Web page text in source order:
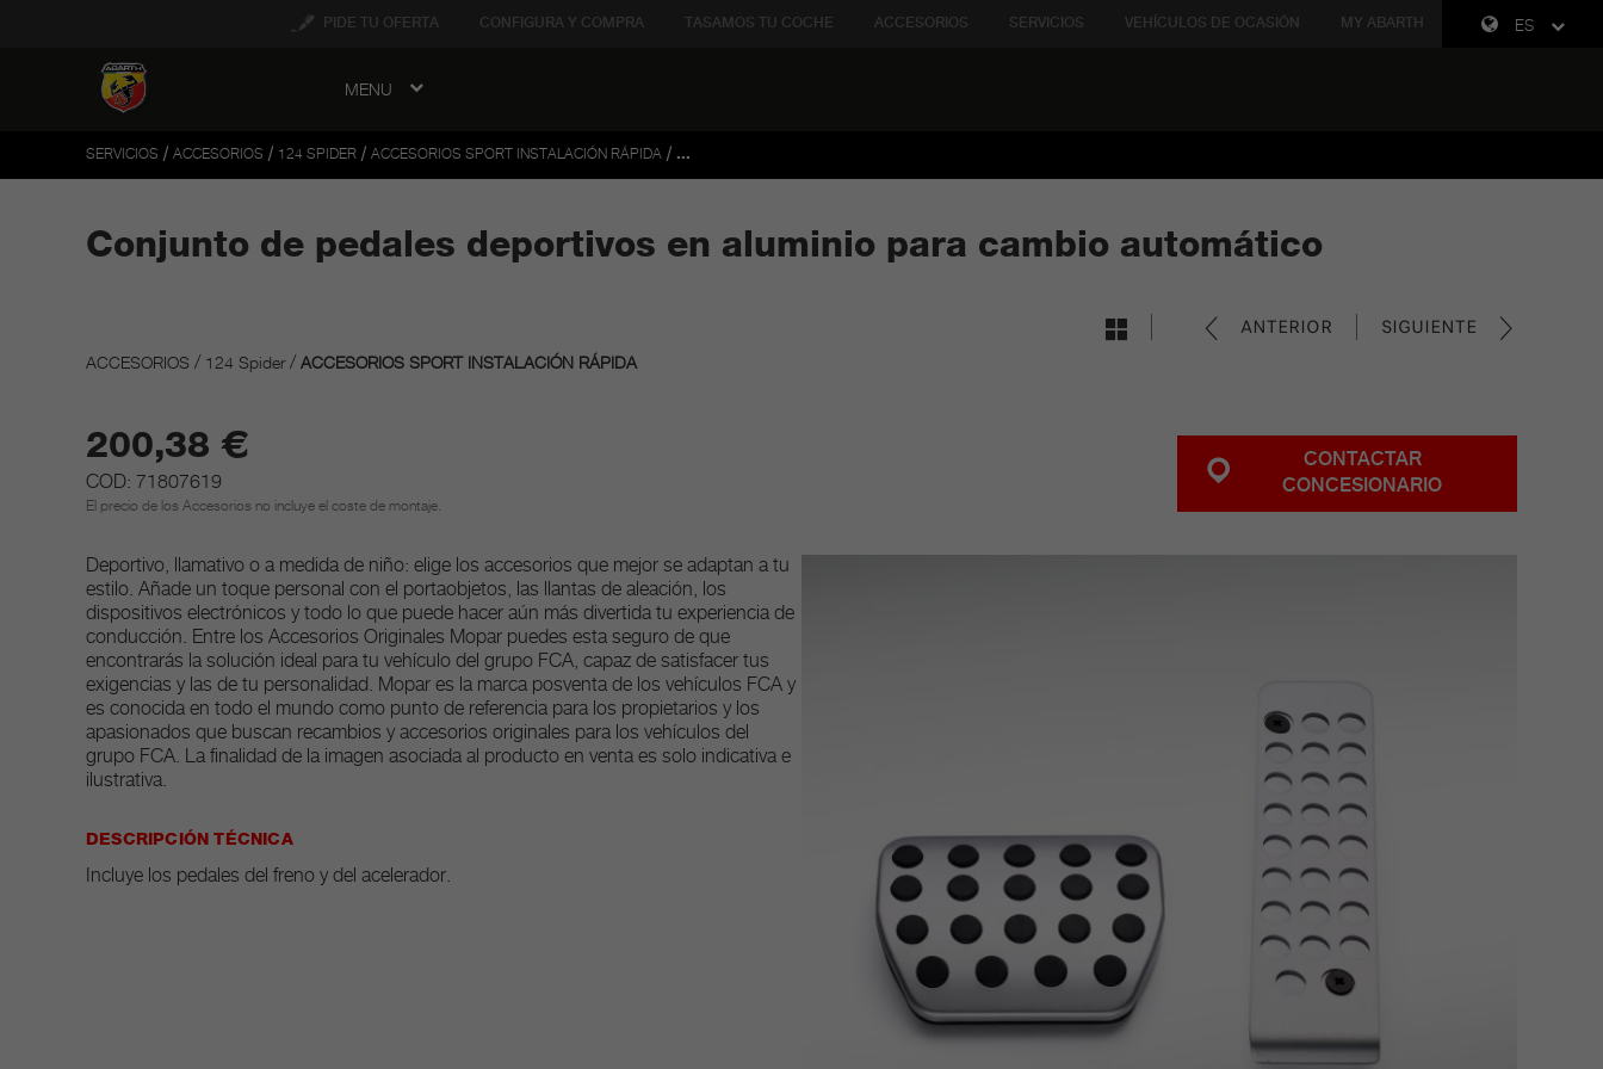
ES
PIDE TU OFERTA CONFIGURA Y COMPRA TASAMOS TU COCHE ACCESORIOS SERVICIOS VEHÍCULOS DE OCASIÓN MY ABARTH
MENU
SERVICIOS / ACCESORIOS / 124 SPIDER / ACCESORIOS SPORT INSTALACIÓN RÁPIDA / ...
Conjunto de pedales deportivos en aluminio para cambio automático
ANTERIOR SIGUIENTE
ACCESORIOS / 124 Spider/ ACCESORIOS SPORT INSTALACIÓN RÁPIDA
200,38 €
COD: 71807619
El precio de los Accesorios no incluye el coste de montaje.
CONTACTAR
CONCESIONARIO
Deportivo, llamativo o a medida de niño: elige los accesorios que mejor se adaptan a tu
estilo. Añade un toque personal con el portaobjetos, las llantas de aleación, los
dispositivos electrónicos y todo lo que puede hacer aún más divertida tu experiencia de
conducción. Entre los Accesorios Originales Mopar puedes esta seguro de que
encontrarás la solución ideal para tu vehículo del grupo FCA, capaz de satisfacer tus
exigencias y las de tu personalidad. Mopar es la marca posventa de los vehículos FCA y
es conocida en todo el mundo como punto de referencia para los propietarios y los
apasionados que buscan recambios y accesorios originales para los vehículos del
grupo FCA. La finalidad de la imagen asociada al producto en venta es solo indicativa e
ilustrativa.
DESCRIPCIÓN TÉCNICA
Incluye los pedales del freno y del acelerador.